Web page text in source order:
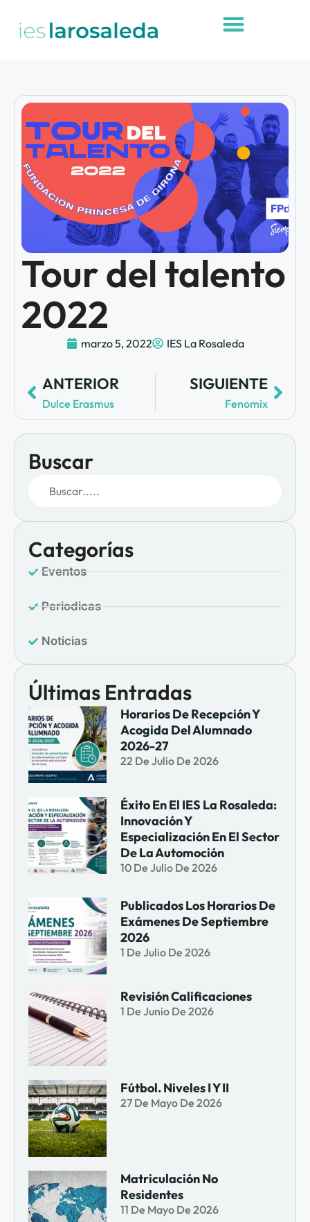
Tour del talento
2022
marzo 5, 2022 IES La Rosaleda
ANTERIOR
Dulce Erasmus
SIGUIENTE
Fenomix
Buscar
Categorías
Eventos
Periodicas
Noticias
Últimas Entradas
Horarios De Recepción Y
Acogida Del Alumnado
2026-27
22 De Julio De 2026
Éxito En El IES La Rosaleda:
Innovación Y
Especialización En El Sector
De La Automoción
10 De Julio De 2026
Publicados Los Horarios De
Exámenes De Septiembre
2026
1 De Julio De 2026
Revisión Calificaciones
1 De Junio De 2026
Fútbol. Niveles I Y II
27 De Mayo De 2026
Matriculación No
Residentes
11 De Mayo De 2026